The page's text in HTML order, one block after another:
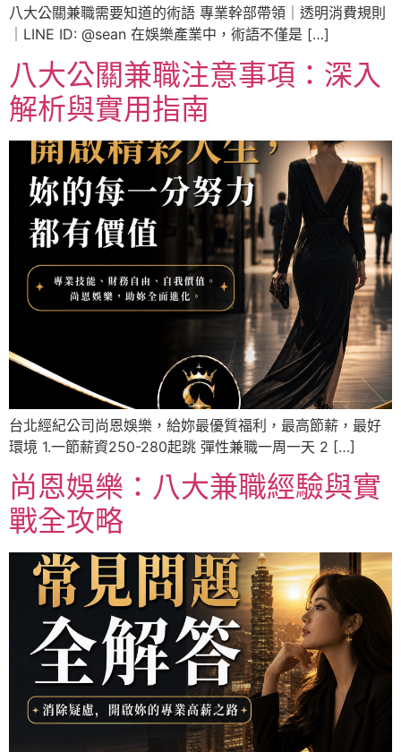
八大公關兼職需要知道的術語 專業幹部帶領｜透明消費規則
｜LINE ID: @sean 在娛樂產業中，術語不僅是 […]
八大公關兼職注意事項：深入
解析與實用指南
台北經紀公司尚恩娛樂，給妳最優質福利，最高節薪，最好
環境 1.一節薪資250-280起跳 彈性兼職一周一天 2 […]
尚恩娛樂：八大兼職經驗與實
戰全攻略